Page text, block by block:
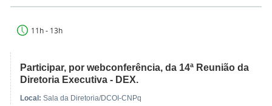
11h - 13h
Participar, por webconferência, da 14ª Reunião da
Diretoria Executiva - DEX.
Local: Sala da Diretoria/DCOI-CNPq